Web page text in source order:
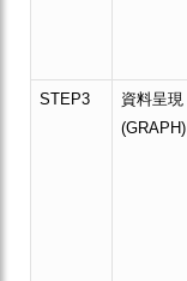
STEP3
資料呈現
(GRAPH)